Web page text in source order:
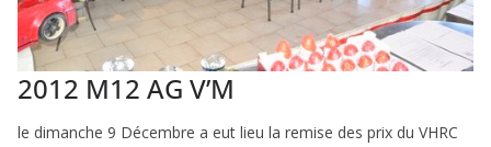
2012 M12 AG V’M
le dimanche 9 Décembre a eut lieu la remise des prix du VHRC